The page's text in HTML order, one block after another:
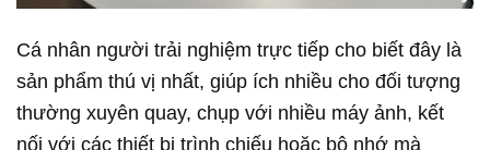
Cá nhân người trải nghiệm trực tiếp cho biết đây là
sản phẩm thú vị nhất, giúp ích nhiều cho đối tượng
thường xuyên quay, chụp với nhiều máy ảnh, kết
nối với các thiết bị trình chiếu hoặc bộ nhớ mà